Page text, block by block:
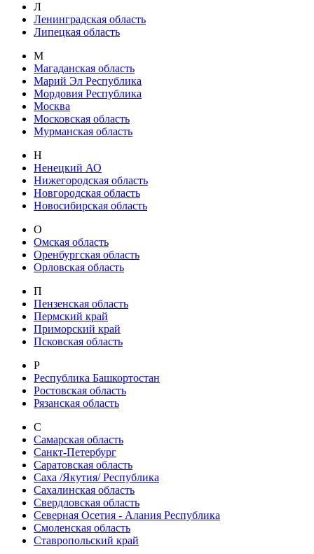
Л
Ленинградская область
Липецкая область
М
Магаданская область
Марий Эл Республика
Мордовия Республика
Москва
Московская область
Мурманская область
Н
Ненецкий АО
Нижегородская область
Новгородская область
Новосибирская область
О
Омская область
Оренбургская область
Орловская область
П
Пензенская область
Пермский край
Приморский край
Псковская область
Р
Республика Башкортостан
Ростовская область
Рязанская область
С
Самарская область
Санкт-Петербург
Саратовская область
Саха /Якутия/ Республика
Сахалинская область
Свердловская область
Северная Осетия - Алания Республика
Смоленская область
Ставропольский край